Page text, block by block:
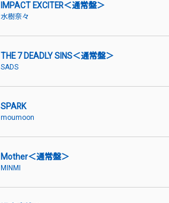
IMPACT EXCITER＜通常盤＞
水樹奈々
THE 7 DEADLY SINS＜通常盤＞
SADS
SPARK
moumoon
Mother＜通常盤＞
MINMI